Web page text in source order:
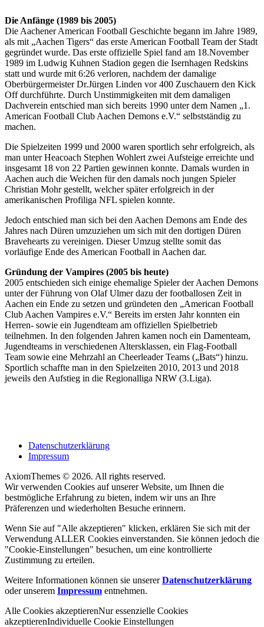
Die Anfänge (1989 bis 2005)
Die Aachener American Football Geschichte begann im Jahre 1989,
als mit „Aachen Tigers“ das erste American Football Team der Stadt
gegründet wurde. Das erste offizielle Spiel fand am 18.November
1989 im Ludwig Kuhnen Stadion gegen die Isernhagen Redskins
statt und wurde mit 6:26 verloren, nachdem der damalige
Oberbürgermeister Dr.Jürgen Linden vor 400 Zuschauern den Kick
Off durchführte. Durch Unstimmigkeiten mit dem damaligen
Dachverein entschied man sich bereits 1990 unter dem Namen „1.
American Football Club Aachen Demons e.V.“ selbstständig zu
machen.
Die Spielzeiten 1999 und 2000 waren sportlich sehr erfolgreich, als
man unter Heacoach Stephen Wohlert zwei Aufsteige erreichte und
insgesamt 18 von 22 Partien gewinnen konnte. Damals wurden in
Aachen auch die Weichen für den damals noch jungen Spieler
Christian Mohr gestellt, welcher später erfolgreich in der
amerikanischen Profiliga NFL spielen konnte.
Jedoch entschied man sich bei den Aachen Demons am Ende des
Jahres nach Düren umzuziehen um sich mit den dortigen Düren
Bravehearts zu vereinigen. Dieser Umzug stellte somit das
vorläufige Ende des American Football in Aachen dar.
Gründung der Vampires (2005 bis heute)
2005 entschieden sich einige ehemalige Spieler der Aachen Demons
unter der Führung von Olaf Ulmer dazu der footballosen Zeit in
Aachen ein Ende zu setzen und gründeten den „American Football
Club Aachen Vampires e.V.“ Bereits im ersten Jahr konnten ein
Herren- sowie ein Jugendteam am offiziellen Spielbetrieb
teilnehmen. In den folgenden Jahren kamen noch ein Damenteam,
Jugendteams in verschiedenen Altersklassen, ein Flag-Football
Team sowie eine Mehrzahl an Cheerleader Teams („Bats“) hinzu.
Sportlich schaffte man in den Spielzeiten 2010, 2013 und 2018
jeweils den Aufstieg in die Regionalliga NRW (3.Liga).
Datenschutzerklärung
Impressum
AxiomThemes © 2026. All rights reserved.
Wir verwenden Cookies auf unserer Website, um Ihnen die
bestmögliche Erfahrung zu bieten, indem wir uns an Ihre
Präferenzen und wiederholten Besuche erinnern.
Wenn Sie auf "Alle akzeptieren" klicken, erklären Sie sich mit der
Verwendung ALLER Cookies einverstanden. Sie können jedoch die
"Cookie-Einstellungen" besuchen, um eine kontrollierte
Zustimmung zu erteilen.
Weitere Informationen können sie unsererDatenschutzerklärung
oder unserem Impressum entnehmen.
Alle Cookies akzeptierenNur essenzielle Cookies
akzeptierenIndividuelle Cookie Einstellungen